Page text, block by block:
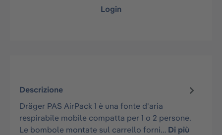
Login
Descrizione
Dräger PAS AirPack 1 è una fonte d'aria
respirabile mobile compatta per 1 o 2 persone.
Le bombole montate sul carrello forni… Di più